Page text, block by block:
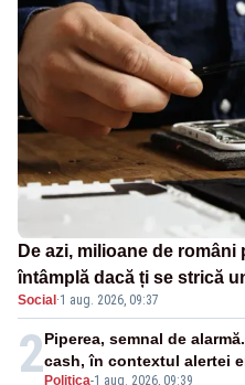
De azi, milioane de
întâmplă dacă ți se strică
Social ·1 aug. 2026, 09:37
2 Politica-1 aug. 2026, 09:39
Piperea, semnal de
cash, în contextul alertei